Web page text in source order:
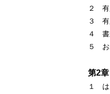
２ 有
３ 有
４ 書
５ お
第2
１ は